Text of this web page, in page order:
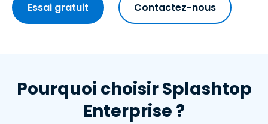
Essai gratuit Contactez-nous
Pourquoi choisir Splashtop
Enterprise ?